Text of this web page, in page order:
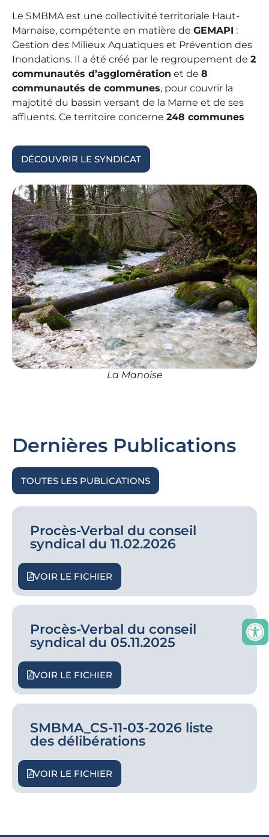
Syndicat Mixte du Bassin de
la Marne et de ses Affluents
Le SMBMA est une collectivité territoriale Haut-
Marnaise, compétente en matière de GEMAPI :
Gestion des Milieux Aquatiques et Prévention des
Inondations. Il a été créé par le regroupement de 2
communautés d’agglomération et de 8
communautés de communes, pour couvrir la
majotité du bassin versant de la Marne et de ses
affluents. Ce territoire concerne 248 communes
DÉCOUVRIR LE SYNDICAT
La Manoise
Dernières Publications
TOUTES LES PUBLICATIONS
Procès-Verbal du conseil
syndical du 11.02.2026
VOIR LE FICHIER
Procès-Verbal du conseil
syndical du 05.11.2025
VOIR LE FICHIER
SMBMA_CS-11-03-2026 liste
des délibérations
VOIR LE FICHIER